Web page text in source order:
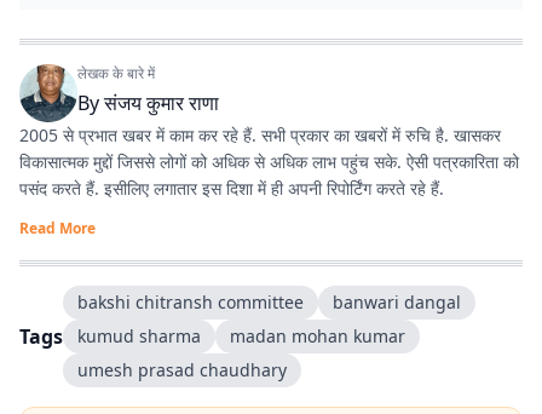
लेखक के बारे में
Byसंजय कुमार राणा
2005 से प्रभात खबर में काम कर रहे हैं. सभी प्रकार का खबरों में रुचि है. खासकर
विकासात्मक मुद्दों जिससे लोगों को अधिक से अधिक लाभ पहुंच सके. ऐसी पत्रकारिता को
पसंद करते हैं. इसीलिए लगातार इस दिशा में ही अपनी रिपोर्टिंग करते रहे हैं.
Read More
Tags
bakshi chitransh committee
banwari dangal
kumud sharma
madan mohan kumar
umesh prasad chaudhary